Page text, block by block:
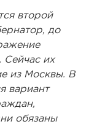
второй
до
Сейчас их
из Москвы. В
вариант
обязаны